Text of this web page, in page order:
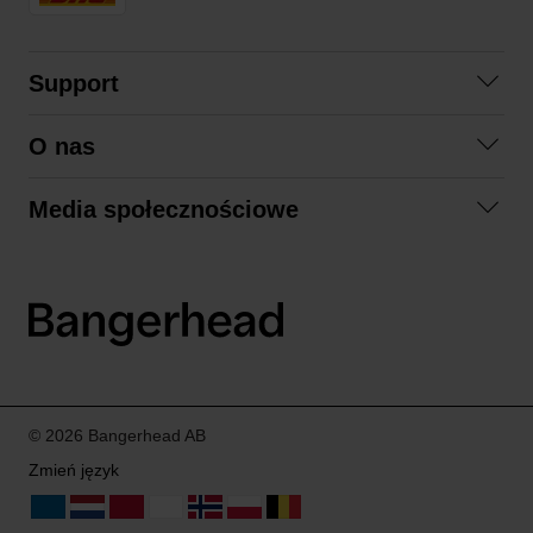
Support
Regulamin zakupów
O nas
Zrównoważony rozwój
Media społecznościowe
LinkedIn
© 2026 Bangerhead AB
Zmień język